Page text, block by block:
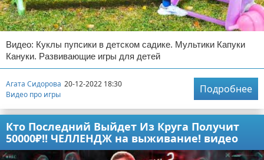
Видео: Куклы пупсики в детском садике. Мультики Капуки
Кануки. Развивающие игры для детей
Агата Сидорова 20-12-2022 18:30
Видео про игры
Подробнее
Кто Последний Выйдет Из Круга Получит
50000₽!! ЧЕЛЛЕНДЖ на выживание! видео